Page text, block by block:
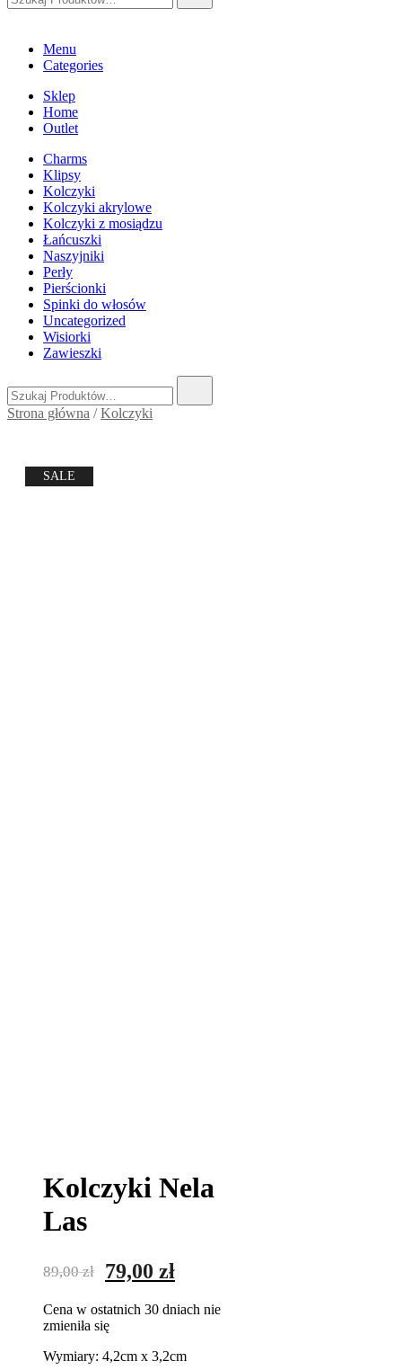
Menu
Categories
Sklep
Home
Outlet
Charms
Klipsy
Kolczyki
Kolczyki akrylowe
Kolczyki z mosiądzu
Łańcuszki
Naszyjniki
Perły
Pierścionki
Spinki do włosów
Uncategorized
Wisiorki
Zawieszki
Strona główna /Kolczyki
SALE
Kolczyki Nela
Las
89,00zł
Pierwotna
wynosiła:
79,00 złAktualna
wynosi:
Cena w ostatnich 30 dniach nie
zmieniła się
Wymiary: 4,2cm x 3,2cm